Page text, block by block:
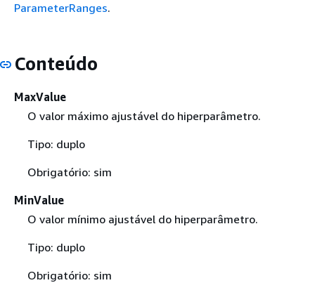
ParameterRanges.
Conteúdo
MaxValue
O valor máximo ajustável do hiperparâmetro.
Tipo: duplo
Obrigatório: sim
MinValue
O valor mínimo ajustável do hiperparâmetro.
Tipo: duplo
Obrigatório: sim